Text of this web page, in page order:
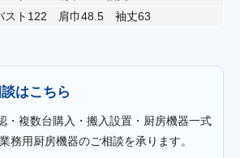
スト122 肩巾48.5 袖丈63
はこちら
・複数台購入・搬入設置・厨房機器一式
務用厨房機器のご相談を承ります。